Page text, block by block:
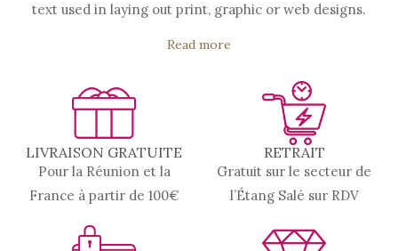
text used in laying out print, graphic or web designs.
Read more
LIVRAISON GRATUITE
Pour la Réunion et la
France à partir de 100€
RETRAIT
Gratuit sur le secteur de
l’Étang Salé sur RDV